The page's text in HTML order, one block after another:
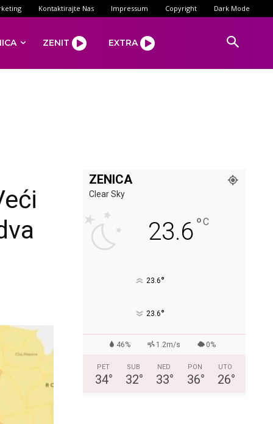
Kontaktirajte Nas Impressum Copyright Dark Mode
ZENIT EXTRA
ZENICA
Clear Sky
23.6°C
23.6°
23.6°
46% 1.2m/s 0%
PET
34°
SUB
32°
NED
33°
PON
36°
UTO
26°